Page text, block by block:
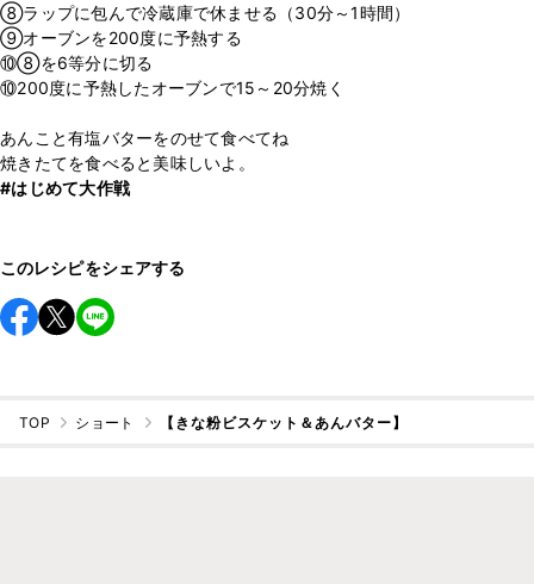
⑧ラップに包んで冷蔵庫で休ませる（30分～1時間）
⑨オーブンを200度に予熱する
⑩⑧を6等分に切る
⑩200度に予熱したオーブンで15～20分焼く
あんこと有塩バターをのせて食べてね
#はじめて大作戦
このレシピをシェアする
TOP ショート 【きな粉ビスケット＆あんバター】